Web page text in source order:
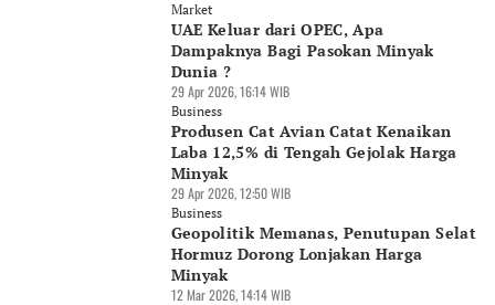
Market
UAE Keluar dari OPEC, Apa
Dampaknya Bagi Pasokan Minyak
Dunia ?
29 Apr 2026, 16:14 WIB
Business
Produsen Cat Avian Catat Kenaikan
Laba 12,5% di Tengah Gejolak Harga
Minyak
29 Apr 2026, 12:50 WIB
Business
Geopolitik Memanas, Penutupan Selat
Hormuz Dorong Lonjakan Harga
Minyak
12 Mar 2026, 14:14 WIB